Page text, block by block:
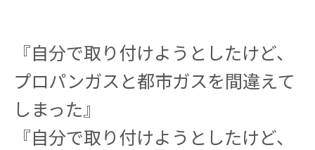
『自分で取り付けようとしたけど、
プロパンガスと都市ガスを間違えて
しまった』
『自分で取り付けようとしたけど、